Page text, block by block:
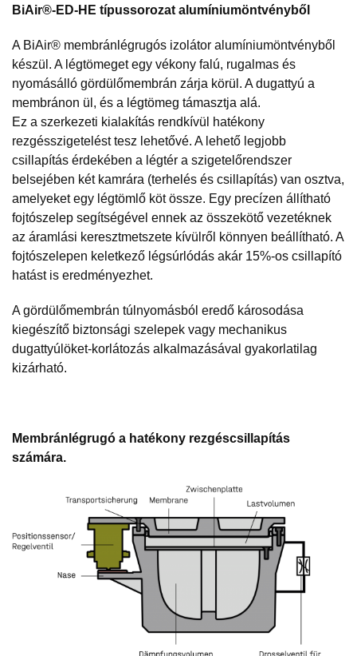
BiAir®-ED-HE típussorozat alumíniumöntvényből
A BiAir® membránlégrugós izolátor alumíniumöntvényből
készül. A légtömeget egy vékony falú, rugalmas és
nyomásálló gördülőmembrán zárja körül. A dugattyú a
membránon ül, és a légtömeg támasztja alá.
Ez a szerkezeti kialakítás rendkívül hatékony
rezgésszigetelést tesz lehetővé. A lehető legjobb
csillapítás érdekében a légtér a szigetelőrendszer
belsejében két kamrára (terhelés és csillapítás) van osztva,
amelyeket egy légtömlő köt össze. Egy precízen állítható
fojtószelep segítségével ennek az összekötő vezetéknek
az áramlási keresztmetszete kívülről könnyen beállítható. A
fojtószelepen keletkező légsúrlódás akár 15%-os csillapító
hatást is eredményezhet.
A gördülőmembrán túlnyomásból eredő károsodása
kiegészítő biztonsági szelepek vagy mechanikus
dugattyúlöket-korlátozás alkalmazásával gyakorlatilag
kizárható.
Membránlégrugó a hatékony rezgéscsillapítás
számára.